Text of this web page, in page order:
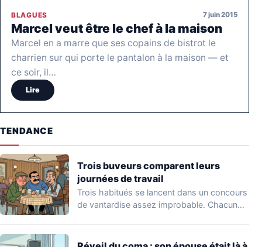
BLAGUES 7 juin 2015
Marcel veut être le chef à la maison
Marcel en a marre que ses copains de bistrot le
charrien sur qui porte le pantalon à la maison — et
ce soir, il…
Lire
TENDANCE
Trois buveurs comparent leurs
journées de travail
Trois habitués se lancent dans un concours
de vantardise assez improbable. Chacun